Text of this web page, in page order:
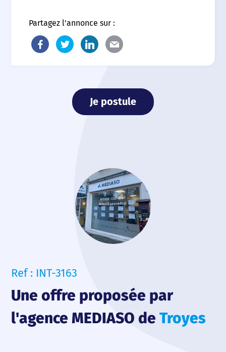
Partagez l'annonce sur :
Je postule
Ref : INT-3163
Une offre proposée par
l'agence MEDIASO deTroyes